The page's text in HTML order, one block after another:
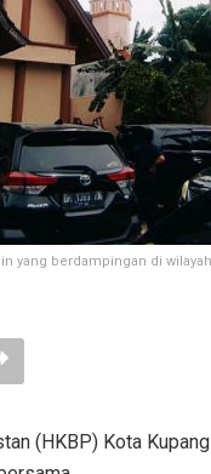
yang berdampingan di
(HKBP) Kota